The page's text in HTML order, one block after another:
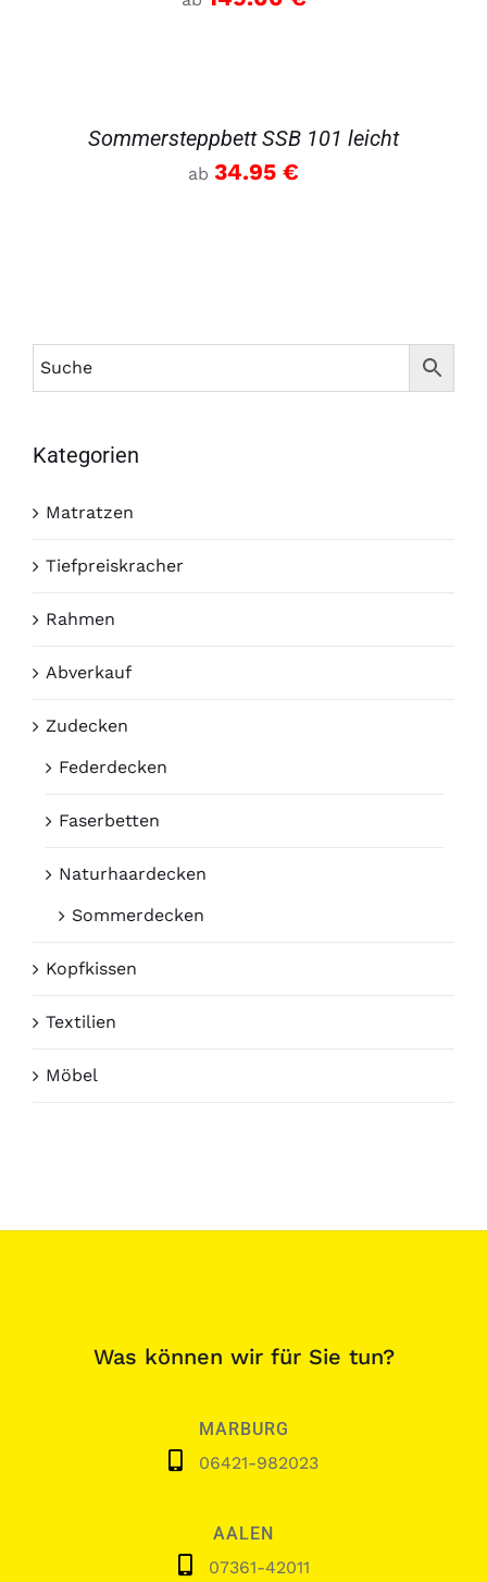
Sommersteppbett SSB 101 leicht
ab 34.95 €
Kategorien
Matratzen
Tiefpreiskracher
Rahmen
Abverkauf
Zudecken
Federdecken
Faserbetten
Naturhaardecken
Sommerdecken
Kopfkissen
Textilien
Möbel
Was können wir für Sie tun?
MARBURG
06421-982023
AALEN
07361-42011